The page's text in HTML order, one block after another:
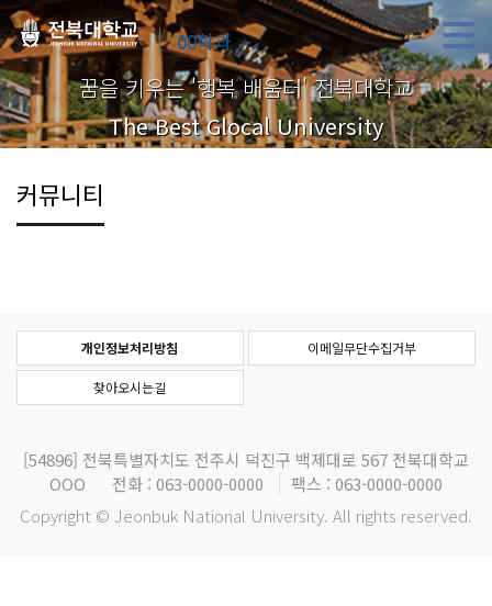
00학과
꿈을 키우는 '행복 배움터' 전북대학교
The Best Glocal University
커뮤니티
개인정보처리방침 이메일무단수집거부
찾아오시는길
[54896] 전북특별자치도 전주시 덕진구 백제대로 567 전북대학교
OOO
전화 : 063-0000-0000
팩스 : 063-0000-0000
Copyright © Jeonbuk National University. All rights reserved.